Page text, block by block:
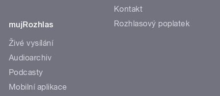
mujRozhlas
Živé vysílání
Audioarchiv
Podcasty
Mobilní aplikace
Kontakt
Rozhlasový poplatek